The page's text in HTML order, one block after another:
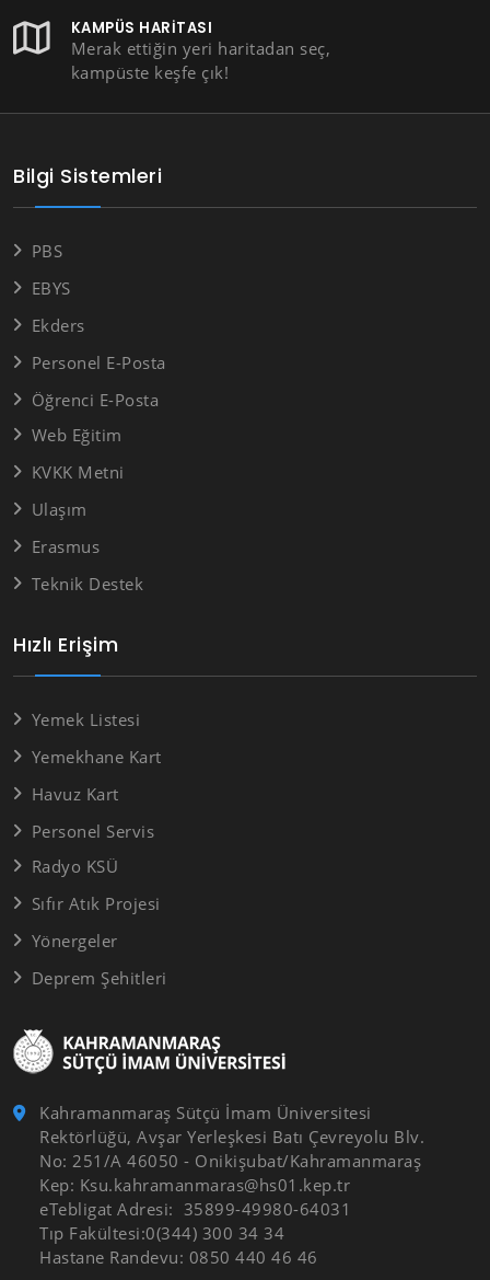
KAMPÜS HARITASI
Merak ettiğin yeri haritadan seç,
kampüste keşfe çık!
Kahramanmaraş Sütçü İmam Üniversitesi
Rektörlüğü, Avşar Yerleşkesi Batı Çevreyolu Blv.
No: 251/A 46050 - Onikişubat/Kahramanmaraş
Kep: Ksu.kahramanmaras@hs01.kep.tr
eTebligat Adresi: 35899-49980-64031
Tıp Fakültesi:0(344) 300 34 34
Hastane Randevu: 0850 440 46 46
Hızlı Erişim
Yemek Listesi
Yemekhane Kart
Havuz Kart
Personel Servis
Radyo KSÜ
Sıfır Atık Projesi
Yönergeler
Deprem Şehitleri
Bilgi Sistemleri
PBS
EBYS
Ekders
Personel E-Posta
Öğrenci E-Posta
Web Eğitim
KVKK Metni
Ulaşım
Erasmus
Teknik Destek